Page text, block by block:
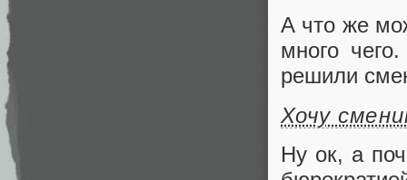
А что же
много
решили
Хочу
Ну ок, а